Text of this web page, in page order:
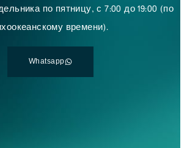
по пятницу, с 7:00 до 19:00 (по
времени).
Whatsapp